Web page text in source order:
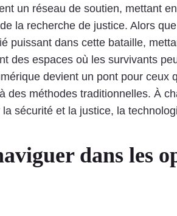
un réseau de soutien, mettant
la recherche de justice. Alors
puissant dans cette bataille,
des espaces où les survivants
devient un pont pour ceux
des méthodes traditionnelles. À
sécurité et la justice, la
dans les